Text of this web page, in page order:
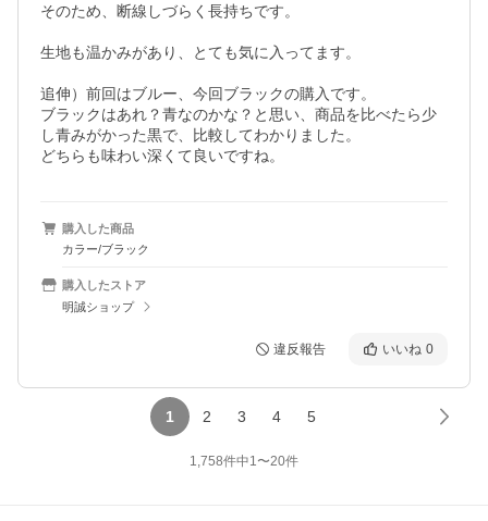
そのため、断線しづらく長持ちです。
生地も温かみがあり、とても気に入ってます。
追伸）前回はブルー、今回ブラックの購入です。
ブラックはあれ？青なのかな？と思い、商品を比べたら少
し青みがかった黒で、比較してわかりました。
どちらも味わい深くて良いですね。
購入した商品
カラー/ブラック
購入したストア
明誠ショップ
違反報告 いいね 0
1 2 3 4 5
1,758件中1〜20件